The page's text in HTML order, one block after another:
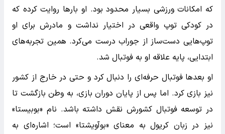
که امکانات ورزشی بسیار محدود بود. او بارها روایت کرده که
در کودکی توپ واقعی در اختیار نداشت و مادرش برای او
توپ‌هایی دست‌ساز از جوراب درست می‌کرد. همین تجربه‌های
ابتدایی، پایه علاقه او به فوتبال شد.
او بعدها فوتبال حرفه‌ای را دنبال کرد و حتی در خارج از کشور
نیز بازی کرد. اما پس از پایان دوران بازی، به وطن بازگشت تا
در توسعه فوتبال کشورش نقش داشته باشد. نام «بوبیستا»
نیز در زبان کریول به معنای «بوآویشتا» است؛ اشاره‌ای به